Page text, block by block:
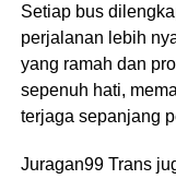
Setiap bus
perjalanan lebih
yang ramah dan
sepenuh hati,
terjaga sepanjang
Juragan99 Trans